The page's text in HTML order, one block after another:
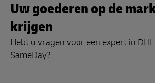
Uw goederen op de
krijgen
Hebt u vragen voor een expert in DHL
SameDay?